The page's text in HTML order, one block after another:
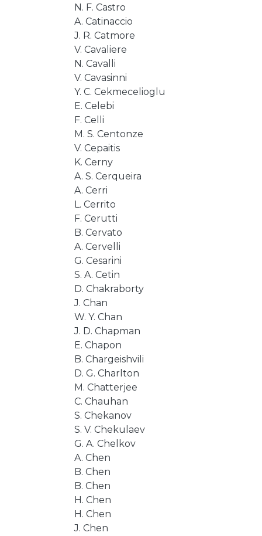
N. F. Castro
A. Catinaccio
J. R. Catmore
V. Cavaliere
N. Cavalli
V. Cavasinni
Y. C. Cekmecelioglu
E. Celebi
F. Celli
M. S. Centonze
V. Cepaitis
K. Cerny
A. S. Cerqueira
A. Cerri
L. Cerrito
F. Cerutti
B. Cervato
A. Cervelli
G. Cesarini
S. A. Cetin
D. Chakraborty
J. Chan
W. Y. Chan
J. D. Chapman
E. Chapon
B. Chargeishvili
D. G. Charlton
M. Chatterjee
C. Chauhan
S. Chekanov
S. V. Chekulaev
G. A. Chelkov
A. Chen
B. Chen
B. Chen
H. Chen
H. Chen
J. Chen